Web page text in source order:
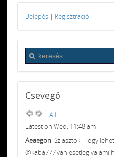
Belépés | Regisztráció
Csevegő
All
Latest on Wed, 11:48 am
Aeaegon: Sziasztok! Hogy
@kaba777 van esetleg valami